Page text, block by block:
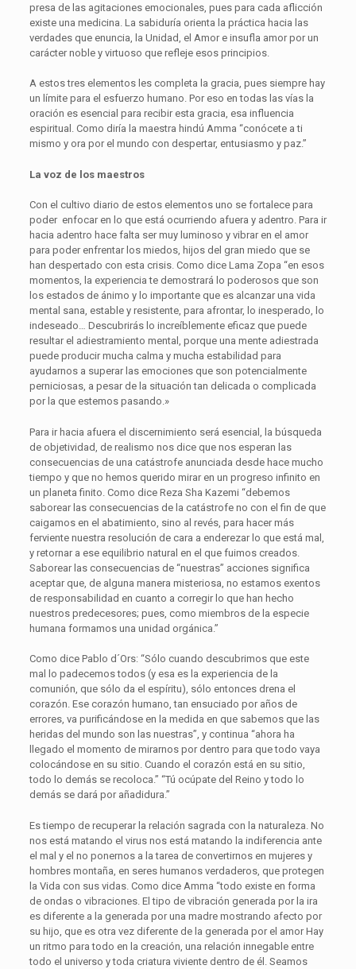
presa de las agitaciones emocionales, pues para cada aflicción
existe una medicina. La sabiduría orienta la práctica hacia las
verdades que enuncia, la Unidad, el Amor e insufla amor por un
carácter noble y virtuoso que refleje esos principios.
A estos tres elementos les completa la gracia, pues siempre hay
un límite para el esfuerzo humano. Por eso en todas las vías la
oración es esencial para recibir esta gracia, esa influencia
espiritual. Como diría la maestra hindú Amma “conócete a ti
mismo y ora por el mundo con despertar, entusiasmo y paz.”
La voz de los maestros
Con el cultivo diario de estos elementos uno se fortalece para
poder enfocar en lo que está ocurriendo afuera y adentro. Para ir
hacia adentro hace falta ser muy luminoso y vibrar en el amor
para poder enfrentar los miedos, hijos del gran miedo que se
han despertado con esta crisis. Como dice Lama Zopa “en esos
momentos, la experiencia te demostrará lo poderosos que son
los estados de ánimo y lo importante que es alcanzar una vida
mental sana, estable y resistente, para afrontar, lo inesperado, lo
indeseado… Descubrirás lo increíblemente eficaz que puede
resultar el adiestramiento mental, porque una mente adiestrada
puede producir mucha calma y mucha estabilidad para
ayudarnos a superar las emociones que son potencialmente
perniciosas, a pesar de la situación tan delicada o complicada
por la que estemos pasando.»
Para ir hacia afuera el discernimiento será esencial, la búsqueda
de objetividad, de realismo nos dice que nos esperan las
consecuencias de una catástrofe anunciada desde hace mucho
tiempo y que no hemos querido mirar en un progreso infinito en
un planeta finito. Como dice Reza Sha Kazemi “debemos
saborear las consecuencias de la catástrofe no con el fin de que
caigamos en el abatimiento, sino al revés, para hacer más
ferviente nuestra resolución de cara a enderezar lo que está mal,
y retornar a ese equilibrio natural en el que fuimos creados.
Saborear las consecuencias de “nuestras” acciones significa
aceptar que, de alguna manera misteriosa, no estamos exentos
de responsabilidad en cuanto a corregir lo que han hecho
nuestros predecesores; pues, como miembros de la especie
humana formamos una unidad orgánica.”
Como dice Pablo d´Ors: “Sólo cuando descubrimos que este
mal lo padecemos todos (y esa es la experiencia de la
comunión, que sólo da el espíritu), sólo entonces drena el
corazón. Ese corazón humano, tan ensuciado por años de
errores, va purificándose en la medida en que sabemos que las
heridas del mundo son las nuestras”, y continua “ahora ha
llegado el momento de mirarnos por dentro para que todo vaya
colocándose en su sitio. Cuando el corazón está en su sitio,
todo lo demás se recoloca.” “Tú ocúpate del Reino y todo lo
demás se dará por añadidura.”
Es tiempo de recuperar la relación sagrada con la naturaleza. No
nos está matando el virus nos está matando la indiferencia ante
el mal y el no ponernos a la tarea de convertirnos en mujeres y
hombres montaña, en seres humanos verdaderos, que protegen
la Vida con sus vidas. Como dice Amma “todo existe en forma
de ondas o vibraciones. El tipo de vibración generada por la ira
es diferente a la generada por una madre mostrando afecto por
su hijo, que es otra vez diferente de la generada por el amor Hay
un ritmo para todo en la creación, una relación innegable entre
todo el universo y toda criatura viviente dentro de él. Seamos